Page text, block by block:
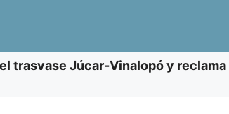
trasvase Júcar-Vinalopó y reclama